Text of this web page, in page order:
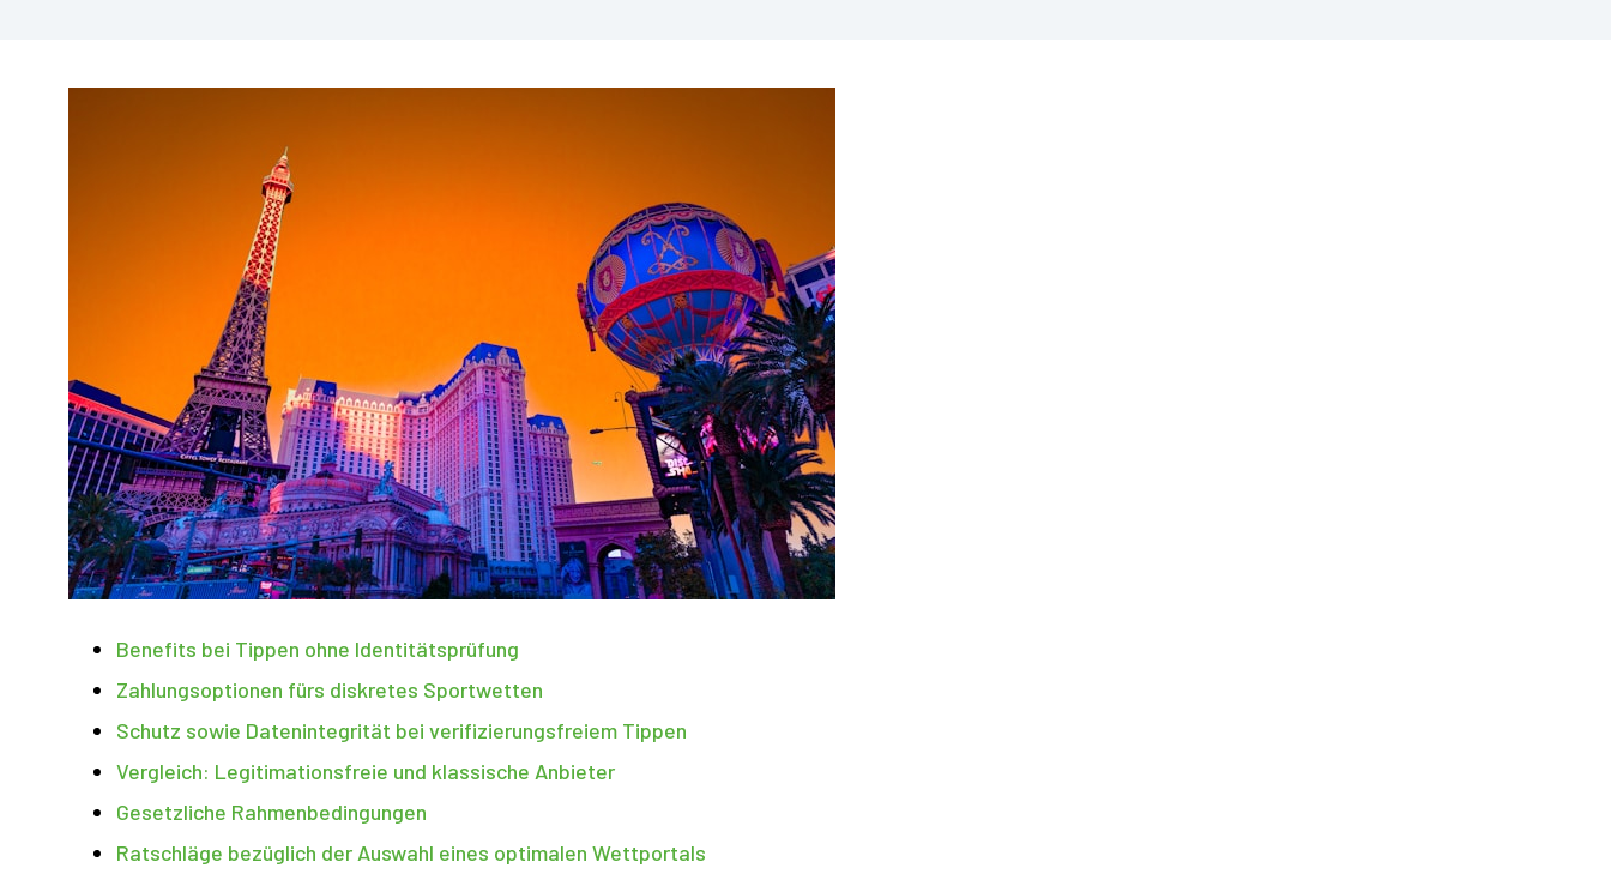
Benefits bei Tippen ohne Identitätsprüfung
Zahlungsoptionen fürs diskretes Sportwetten
Schutz sowie Datenintegrität bei verifizierungsfreiem Tippen
Vergleich: Legitimationsfreie und klassische Anbieter
Gesetzliche Rahmenbedingungen
Ratschläge bezüglich der Auswahl eines optimalen Wettportals